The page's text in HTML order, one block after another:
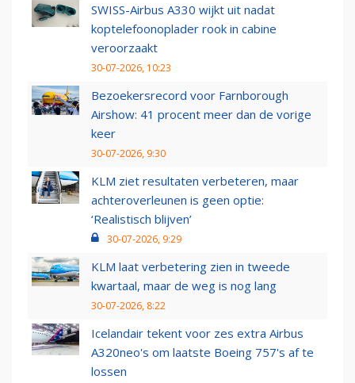
SWISS-Airbus A330 wijkt uit nadat
koptelefoonoplader rook in cabine
veroorzaakt
30-07-2026, 10:23
Bezoekersrecord voor Farnborough
Airshow: 41 procent meer dan de vorige
keer
30-07-2026, 9:30
KLM ziet resultaten verbeteren, maar
achteroverleunen is geen optie:
‘Realistisch blijven’
30-07-2026, 9:29
KLM laat verbetering zien in tweede
kwartaal, maar de weg is nog lang
30-07-2026, 8:22
Icelandair tekent voor zes extra Airbus
A320neo's om laatste Boeing 757's af te
lossen